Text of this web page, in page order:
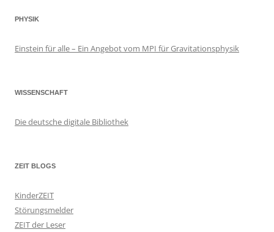
PHYSIK
Einstein für alle – Ein Angebot vom MPI für Gravitationsphysik
WISSENSCHAFT
Die deutsche digitale Bibliothek
ZEIT BLOGS
KinderZEIT
Störungsmelder
ZEIT der Leser